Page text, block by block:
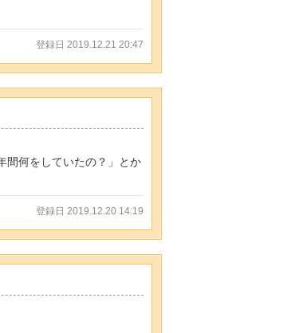
登録日 2019.12.21 20:47
間何をしていたの？」とか
登録日 2019.12.20 14:19